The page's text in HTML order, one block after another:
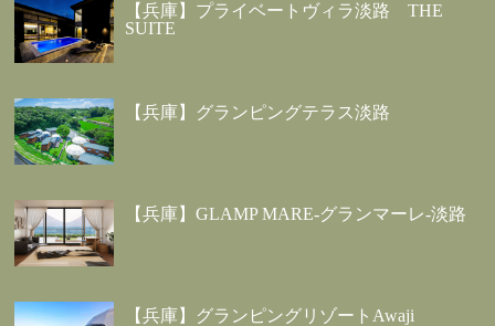
【兵庫】プライベートヴィラ淡路 THE
SUITE
【兵庫】グランピングテラス淡路
【兵庫】GLAMP MARE-グランマーレ-淡路
【兵庫】グランピングリゾートAwaji